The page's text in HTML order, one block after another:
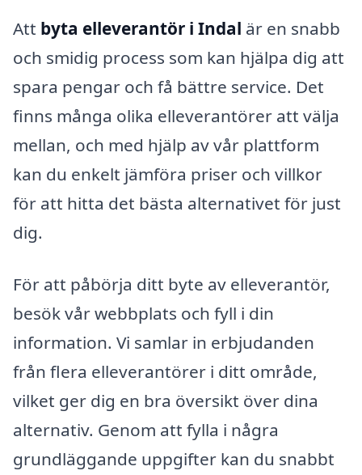
Att byta elleverantör i Indal är en snabb
och smidig process som kan hjälpa dig att
spara pengar och få bättre service. Det
finns många olika elleverantörer att välja
mellan, och med hjälp av vår plattform
kan du enkelt jämföra priser och villkor
för att hitta det bästa alternativet för just
dig.
För att påbörja ditt byte av elleverantör,
besök vår webbplats och fyll i din
information. Vi samlar in erbjudanden
från flera elleverantörer i ditt område,
vilket ger dig en bra översikt över dina
alternativ. Genom att fylla i några
grundläggande uppgifter kan du snabbt